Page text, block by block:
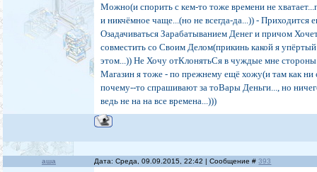
Можно(и спорить с кем-то тоже времени не
и никчёмное чаще...(но не всегда-да...)) - Приходится
Озадачиваться Зарабатыванием Денег и причом
совместить со Своим Делом(прикинь какой я
этом...)) Не Хочу отКлонятьСя в чуждые мне
Магазин я тоже - по прежнему ещё хожу(и там как ни
почему--то спрашивают за тоВары Деньги..., но
ведь не на на все времена...)))
аша Дата: Среда, 09.09.2015, 22:42 | Сообщение #393